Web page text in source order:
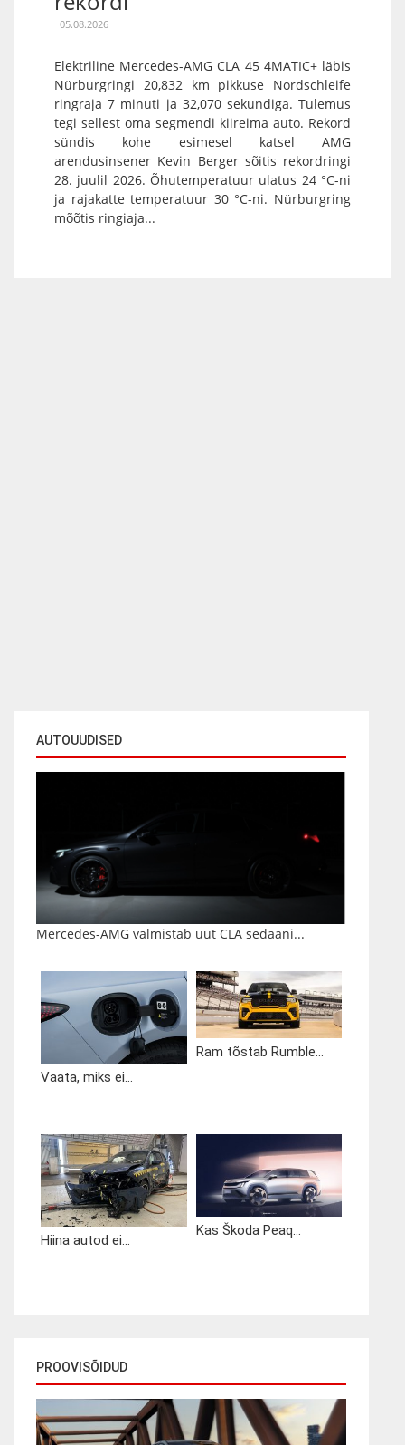
AUTOUUDISED
Mercedes-AMG valmistab uut CLA sedaani...
Vaata, miks ei...
Ram tõstab Rumble...
Hiina autod ei...
Kas Škoda Peaq...
PROOVISÕIDUD
05.08.2026
Elektriline Mercedes-AMG CLA 45 4MATIC+ läbis
Nürburgringi 20,832 km pikkuse Nordschleife
ringraja 7 minuti ja 32,070 sekundiga. Tulemus
tegi sellest oma segmendi kiireima auto. Rekord
sündis kohe esimesel katsel AMG
arendusinsener Kevin Berger sõitis rekordringi
28. juulil 2026. Õhutemperatuur ulatus 24 °C-ni
ja rajakatte temperatuur 30 °C-ni. Nürburgring
mõõtis ringiaja...